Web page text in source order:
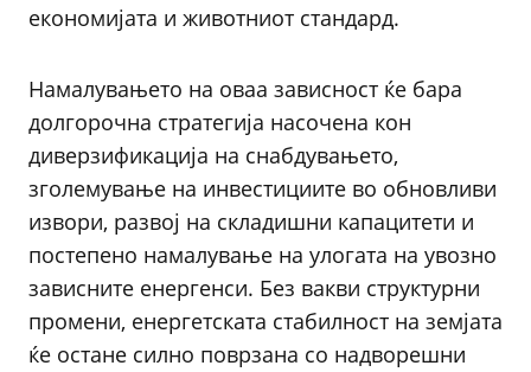
економијата и животниот стандард.
Намалувањето на оваа зависност ќе бара
долгорочна стратегија насочена кон
диверзификација на снабдувањето,
зголемување на инвестициите во обновливи
извори, развој на складишни капацитети и
постепено намалување на улогата на увозно
зависните енергенси. Без вакви структурни
промени, енергетската стабилност на земјата
ќе остане силно поврзана со надворешни